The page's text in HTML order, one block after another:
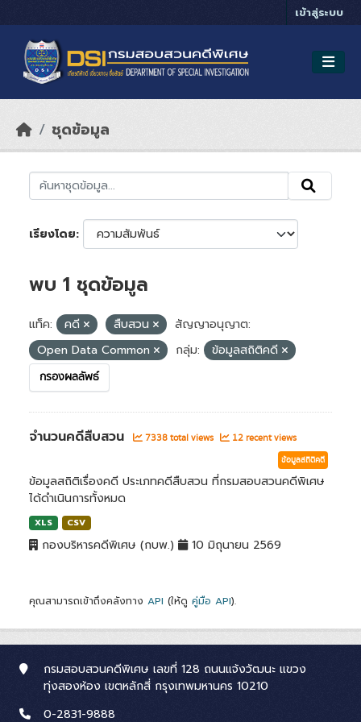
เข้าสู่ระบบ
ชุดข้อมูล
เรียงโดย
พบ 1 ชุดข้อมูล
แท็ค: คดี สืบสวน
สัญญาอนุญาต:
Open Data Common
กลุ่ม: ข้อมูลสถิติคดี
กรองผลลัพธ์
จำนวนคดีสืบสวน 7338 total views 12 recent views
ข้อมูลสถิติคดี
ข้อมูลสถิติเรื่องคดี ประเภทคดีสืบสวน ที่กรมสอบสวนคดีพิเศษ
ได้ดำเนินการทั้งหมด
XLS CSV
กองบริหารคดีพิเศษ (กบพ.) 10 มิถุนายน 2569
คุณสามารถเข้าถึงคลังทาง API (ให้ดู คู่มือ API).
กรมสอบสวนคดีพิเศษ เลขที่ 128 ถนนแจ้งวัฒนะ แขวง
ทุ่งสองห้อง เขตหลักสี่ กรุงเทพมหานคร 10210
0-2831-9888